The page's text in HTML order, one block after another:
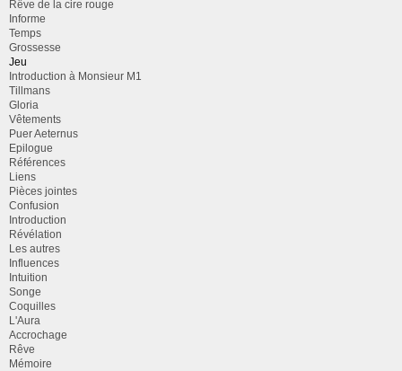
Rêve de la cire rouge
Informe
Temps
Grossesse
Jeu
Introduction à Monsieur M1
Tillmans
Gloria
Vêtements
Puer Aeternus
Epilogue
Références
Liens
Pièces jointes
Confusion
Introduction
Révélation
Les autres
Influences
Intuition
Songe
Coquilles
L'Aura
Accrochage
Rêve
Mémoire